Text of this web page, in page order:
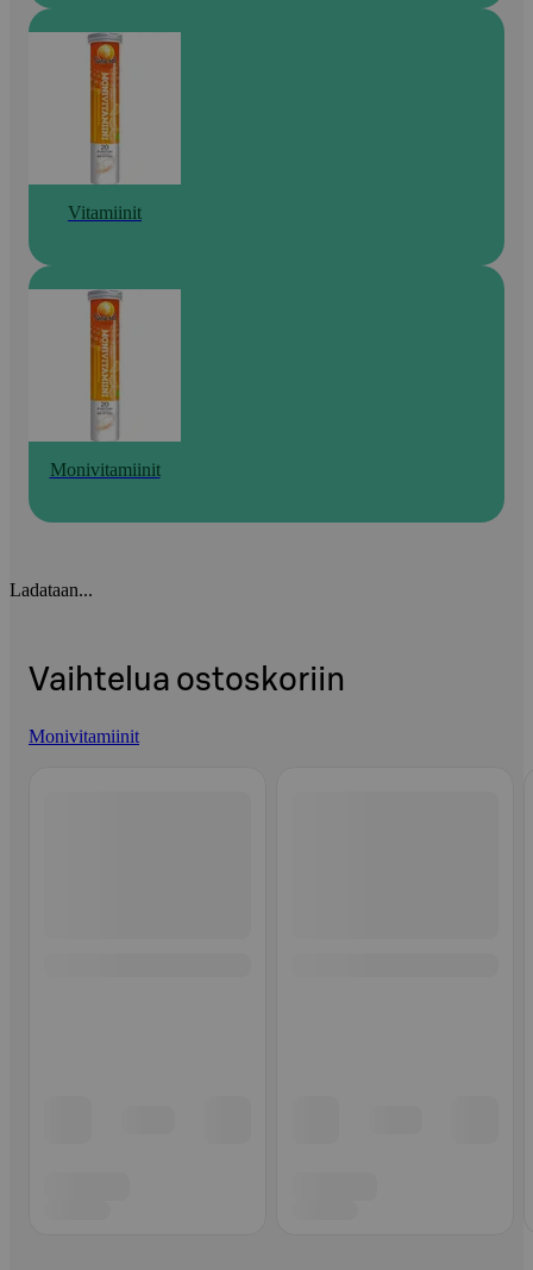
Vitamiinit
Monivitamiinit
Ladataan...
Vaihtelua ostoskoriin
Monivitamiinit